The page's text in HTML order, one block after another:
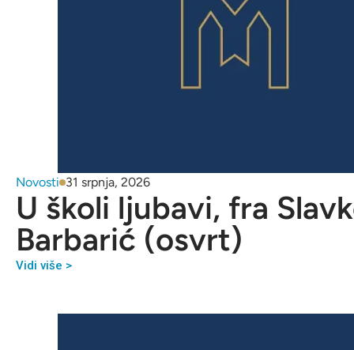
Novosti 31 srpnja, 2026
U školi ljubavi, fra
Barbarić (osvrt)
Vidi više >